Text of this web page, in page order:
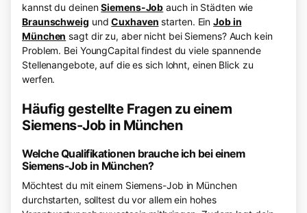
kannst du deinenSiemens-Job auch in Städten wie
Braunschweig undCuxhaven starten. EinJob in
München sagt dir zu, aber nicht bei Siemens? Auch kein
Problem. Bei YoungCapital findest du viele spannende
Stellenangebote, auf die es sich lohnt, einen Blick zu
werfen.
Häufig gestellte Fragen zu einem
Siemens-Job in München
Welche Qualifikationen brauche ich bei einem
Siemens-Job in München?
Möchtest du mit einem Siemens-Job in München
durchstarten, solltest du vor allem ein hohes